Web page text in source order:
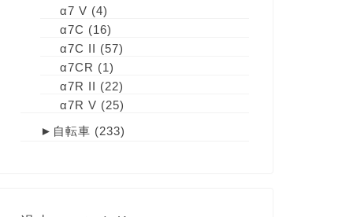
α7 V (4)
α7C (16)
α7C II (57)
α7CR (1)
α7R II (22)
α7R V (25)
► 自転車 (233)